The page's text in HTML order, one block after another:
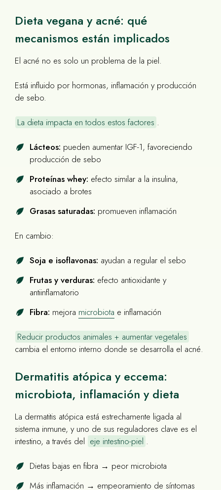
Dieta vegana y acné: qué
mecanismos están implicados
El acné no es solo un problema de la piel.
Está influido por hormonas, inflamación y producción
de sebo.
La dieta impacta en todos estos factores .
Lácteos: pueden aumentar IGF-1, favoreciendo
producción de sebo
Proteínas whey: efecto similar a la insulina,
asociado a brotes
Grasas saturadas: promueven inflamación
En cambio:
Soja e isoflavonas: ayudan a regular el sebo
Frutas y verduras: efecto antioxidante y
antiinflamatorio
Fibra: mejora microbiota e inflamación
Reducir productos animales + aumentar vegetales
cambia el entorno interno donde se desarrolla el acné.
Dermatitis atópica y eccema:
microbiota, inflamación y dieta
La dermatitis atópica está estrechamente ligada al
sistema inmune, y uno de sus reguladores clave es el
intestino, a través del eje intestino-piel .
Dietas bajas en fibra → peor microbiota
Más inflamación → empeoramiento de síntomas